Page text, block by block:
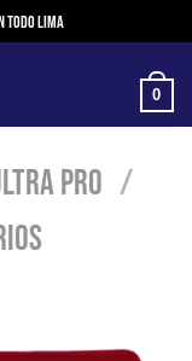
todo Lima
0
Pro /